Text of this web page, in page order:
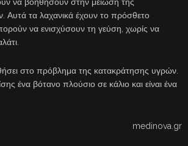
Αυτά τα λαχανικά έχουν το πρόσθετο
να ενισχύσουν τη γεύση, χωρίς να
στο πρόβλημα της κατακράτησης υγρών.
ένα βότανο πλούσιο σε κάλιο και είναι ένα
medinova.gr